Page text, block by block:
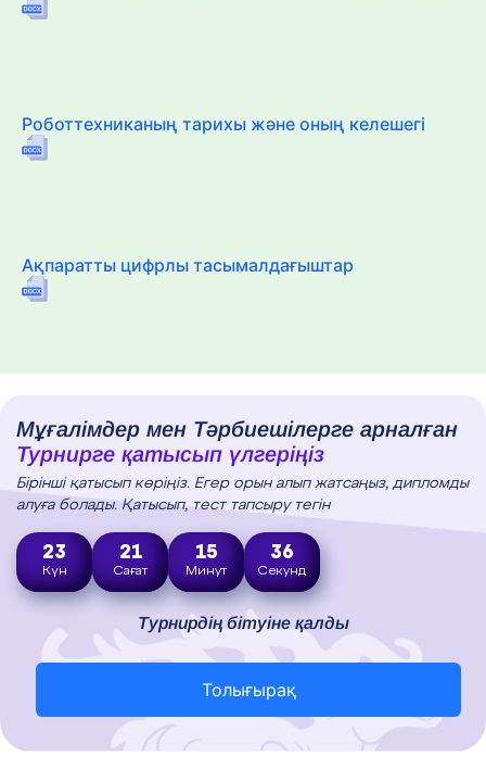
Роботтехниканың тарихы және оның келешегі
Ақпаратты цифрлы тасымалдағыштар
Мұғалімдер мен Тәрбиешілерге арналған
Турнирге қатысып үлгеріңіз
Бірінші қатысып көріңіз. Егер орын алып жатсаңыз, дипломды
алуға болады. Қатысып, тест тапсыру тегін
23
Күн
21
Сағат
15
Минут
34
Секунд
Турнирдің бітуіне қалды
Толығырақ